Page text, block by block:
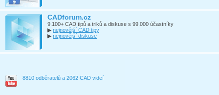
CADforum.cz
9.100+ CAD tipů a triků a diskuse s 99.000 účastníky
▶ nejnovější CAD tipy
▶ nejnovější diskuse
8810 odběratelů a 2062 CAD videí